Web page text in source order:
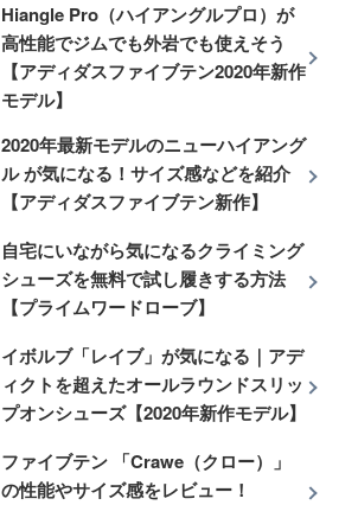
Hiangle Pro（ハイアングルプロ）が
高性能でジムでも外岩でも使えそう
【アディダスファイブテン2020年新作
モデル】
2020年最新モデルのニューハイアング
ル が気になる！サイズ感などを紹介
【アディダスファイブテン新作】
自宅にいながら気になるクライミング
シューズを無料で試し履きする方法
【プライムワードローブ】
イボルブ「レイブ」が気になる｜アデ
ィクトを超えたオールラウンドスリッ
プオンシューズ【2020年新作モデル】
ファイブテン 「Crawe（クロー）」
の性能やサイズ感をレビュー！